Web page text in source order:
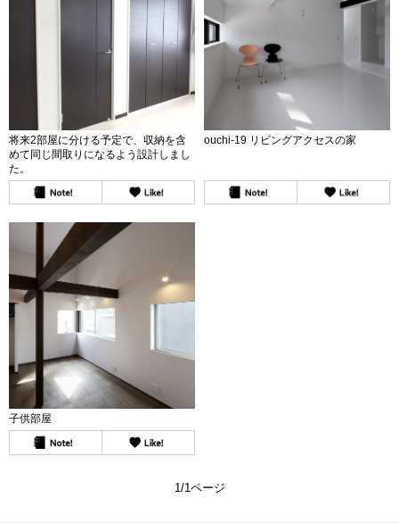
将来2部屋に分ける予定で、収納を含
めて同じ間取りになるよう設計しまし
た。
ouchi-19 リビングアクセスの家
子供部屋
1/1ページ